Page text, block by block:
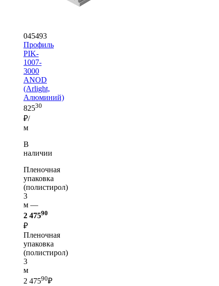
045493
Профиль
PIK-
1007-
3000
ANOD
(Arlight,
Алюминий)
82530
₽/
м
В
наличии
Пленочная
упаковка
(полистирол)
3
м —
2 47590
₽
Пленочная
упаковка
(полистирол)
3
м
2 47590₽